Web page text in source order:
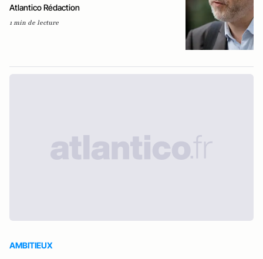
Atlantico Rédaction
1 min de lecture
AMBITIEUX